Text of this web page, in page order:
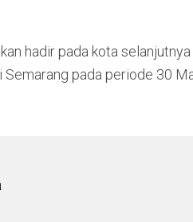
hadir pada kota
pada periode 30